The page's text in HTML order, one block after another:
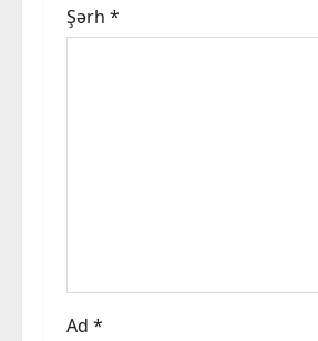
i
n
Şərh *
Ad *